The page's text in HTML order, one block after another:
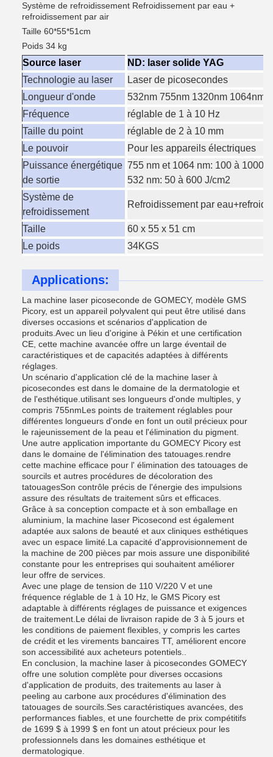
Système de refroidissement Refroidissement par eau +
refroidissement par air
Taille 60*55*51cm
Poids 34 kg
Source laser
ND: laser solide YAG
Technologie au laser
Laser de picosecondes
Longueur d'onde
532nm 755nm 1320nm 1064nm
Fréquence
réglable de 1 à 10 Hz
Taille du point
réglable de 2 à 10 mm
Le pouvoir
Pour les appareils électriques
Puissance énergétique
de sortie
755 nm et 1064 nm: 100 à 1000
532 nm: 50 à 600 J/cm2
Système de
refroidissement
Refroidissement par
Taille
60 x 55 x 51 cm
Le poids
34KGS
Applications:
La machine laser picoseconde de GOMECY, modèle GMS
Picory, est un appareil polyvalent qui peut être utilisé dans
diverses occasions et scénarios d'application de
produits.Avec un lieu d'origine à Pékin et une certification
CE, cette machine avancée offre un large éventail de
caractéristiques et de capacités adaptées à différents
réglages.
Un scénario d'application clé de la machine laser à
picosecondes est dans le domaine de la dermatologie et
de l'esthétique.utilisant ses longueurs d'onde multiples, y
compris 755nmLes points de traitement réglables pour
différentes longueurs d'onde en font un outil précieux pour
le rajeunissement de la peau et l'élimination du pigment.
Une autre application importante du GOMECY Picory est
dans le domaine de l'élimination des tatouages.rendre
cette machine efficace pour l' élimination des tatouages de
sourcils et autres procédures de décoloration des
tatouagesSon contrôle précis de l'énergie des impulsions
assure des résultats de traitement sûrs et efficaces.
Grâce à sa conception compacte et à son emballage en
aluminium, la machine laser Picosecond est également
adaptée aux salons de beauté et aux cliniques esthétiques
avec un espace limité.La capacité d'approvisionnement de
la machine de 200 pièces par mois assure une disponibilité
constante pour les entreprises qui souhaitent améliorer
leur offre de services.
Avec une plage de tension de 110 V/220 V et une
fréquence réglable de 1 à 10 Hz, le GMS Picory est
adaptable à différents réglages de puissance et exigences
de traitement.Le délai de livraison rapide de 3 à 5 jours et
les conditions de paiement flexibles, y compris les cartes
de crédit et les virements bancaires TT, améliorent encore
son accessibilité aux acheteurs potentiels..
En conclusion, la machine laser à picosecondes GOMECY
offre une solution complète pour diverses occasions
d'application de produits, des traitements au laser à
peeling au carbone aux procédures d'élimination des
tatouages de sourcils.Ses caractéristiques avancées, des
performances fiables, et une fourchette de prix compétitifs
de 1699 $ à 1999 $ en font un atout précieux pour les
professionnels dans les domaines esthétique et
dermatologique.